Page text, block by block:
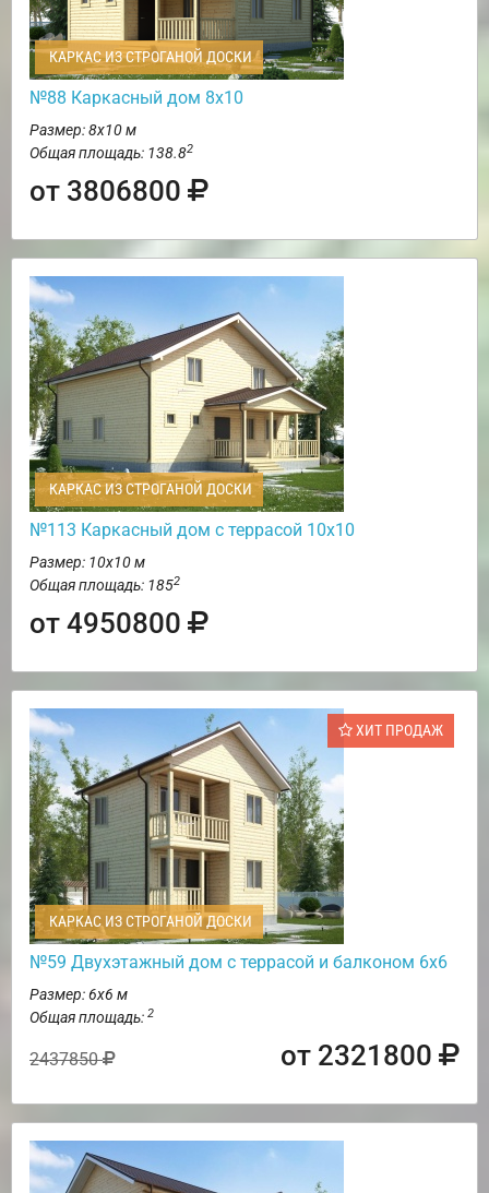
КАРКАС ИЗ СТРОГАНОЙ ДОСКИ
№88 Каркасный дом 8х10
Размер: 8х10 м
Общая площадь: 138.82
от 3806800
КАРКАС ИЗ СТРОГАНОЙ ДОСКИ
№113 Каркасный дом с террасой 10х10
Размер: 10х10 м
Общая площадь: 1852
от 4950800
ХИТ ПРОДАЖ
КАРКАС ИЗ СТРОГАНОЙ ДОСКИ
№59 Двухэтажный дом с террасой и балконом 6х6
Размер: 6х6 м
Общая площадь: 2
2437850 от 2321800